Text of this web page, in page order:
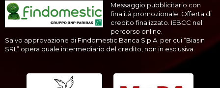
Messaggio pubblicitario con
finalità promozionale. Offerta di
credito finalizzato. IEBCC nel
percorso online.
Salvo approvazione di Findomestic Banca S.p.A. per cui “Biasin
SRL” opera quale intermediario del credito, non in esclusiva.